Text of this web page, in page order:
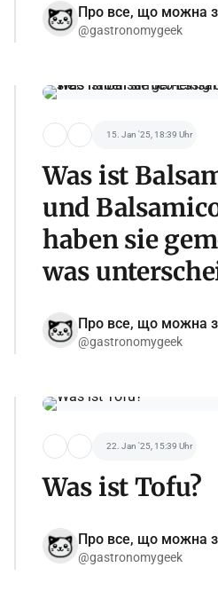
Про все, що можна
@gastronomygeek
15. Jan '25, 18:39 Uhr
Was ist
und
haben sie
was
Про все, що можна
@gastronomygeek
22. Jan '25, 15:39 Uhr
Was ist Tofu?
Про все, що можна
@gastronomygeek